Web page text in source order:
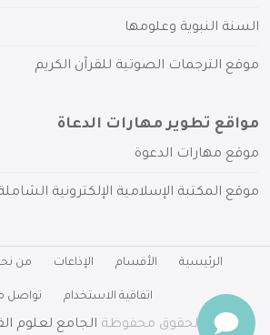
السنة النبوية وعلومها
موقع الترجمات الصوتية للقرآن الكريم
مواقع تطوير مهارات الدعاة
موقع مهارات الدعوة
موقع المكتبة الإسلامية الإلكترونية
الرئيسية الأقسام الإذاعات من
اتفاقية الاستخدام تواصل
جميع الحقوق محفوظة الجامع لعلوم